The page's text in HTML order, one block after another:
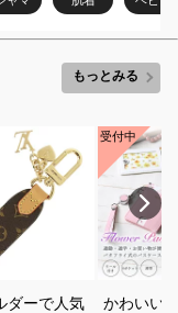
い
もっとみる
ダーで人気
受付中
かわいい